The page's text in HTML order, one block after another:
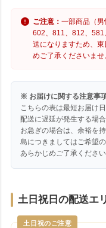
ご注意：一部商品（男
602、811、812、581
送になりますため、
めご了承くださいませ
※ お届けに関する注意事
こちらの表は最短お届け
配送に遅延が発生する場
お急ぎの場合は、余裕を
島につきましてはご希望
あらかじめご了承ください
土日祝日の配送エ
土日祝のご注意